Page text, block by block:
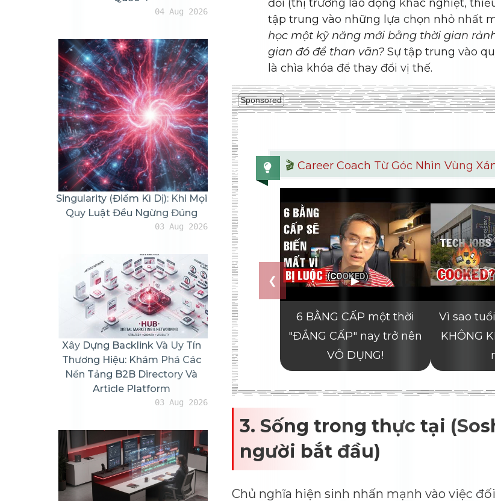
04 Aug 2026
Singularity (Điểm Kì Dị): Khi Mọi
Quy Luật Đều Ngừng Đúng
03 Aug 2026
Xây Dựng Backlink Và Uy Tín
Thương Hiệu: Khám Phá Các
Nền Tảng B2B Directory Và
Article Platform
03 Aug 2026
đổi (thị trường lao động khắc nghiệt,
tập trung vào những lựa chọn nhỏ nhất
học một kỹ năng mới bằng thời gian
gian đó để than vãn? Sự tập trung vào
là chìa khóa để thay đổi vị thế.
Sponsored
3. Sống trong thực tại
người bắt đầu)
Chủ nghĩa hiện sinh nhấn mạnh vào việc